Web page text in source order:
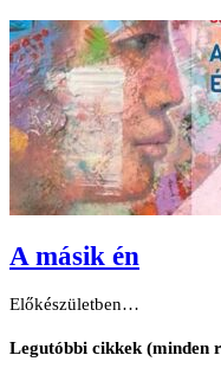
A másik én
Előkészületben…
Legutóbbi cikkek (minden